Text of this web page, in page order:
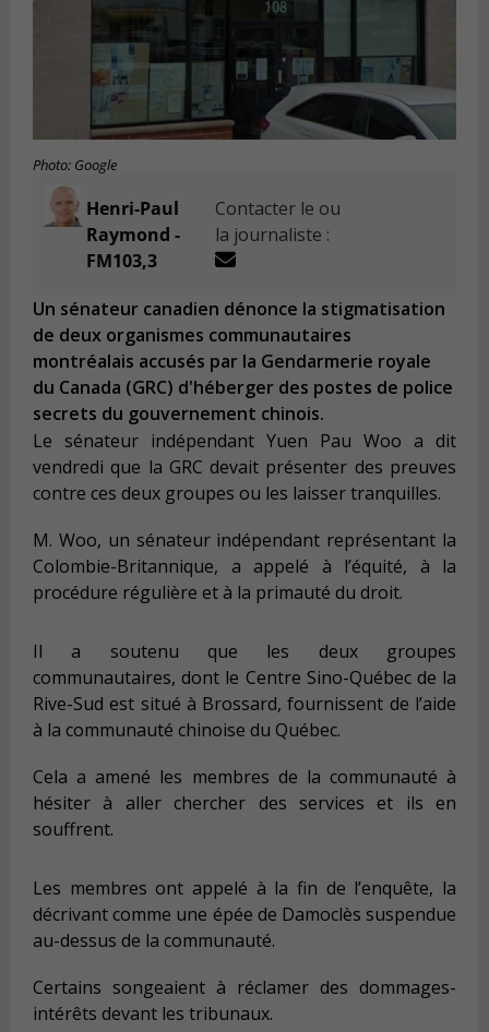
Photo: Google
Henri-Paul
Raymond -
FM103,3
Contacter le ou
la journaliste :
Un sénateur canadien dénonce la stigmatisation
de deux organismes communautaires
montréalais accusés par la Gendarmerie royale
du Canada (GRC) d'héberger des postes de police
secrets du gouvernement chinois.
Le sénateur indépendant Yuen Pau Woo a dit
vendredi que la GRC devait présenter des preuves
contre ces deux groupes ou les laisser tranquilles.
M. Woo, un sénateur indépendant représentant la
Colombie-Britannique, a appelé à l’équité, à la
procédure régulière et à la primauté du droit.
Il a soutenu que les deux groupes
communautaires, dont le Centre Sino-Québec de la
Rive-Sud est situé à Brossard, fournissent de l’aide
à la communauté chinoise du Québec.
Cela a amené les membres de la communauté à
hésiter à aller chercher des services et ils en
souffrent.
Les membres ont appelé à la fin de l’enquête, la
décrivant comme une épée de Damoclès suspendue
au-dessus de la communauté.
Certains songeaient à réclamer des dommages-
intérêts devant les tribunaux.